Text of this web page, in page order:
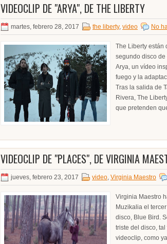
VIDEOCLIP DE "ARYA", DE THE LIBERTY
martes, febrero 28, 2017 the liberty, video No
The Liberty están
segundo disco
Arya, un vídeo
fuego y la
Tras la salida de
Rivera, The
que pretenden
VIDEOCLIP DE "PLACES", DE VIRGINIA
jueves, febrero 23, 2017 video, Virginia Maestro
Virginia Maestro
Muzikalia el
disco, Blue Bird.
triste del disco,
videoclip, como